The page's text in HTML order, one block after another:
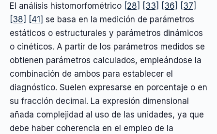
El análisis histomorfométrico [28] [33] [36] [37]
[38] [41] se basa en la medición de parámetros
estáticos o estructurales y parámetros dinámicos
o cinéticos. A partir de los parámetros medidos se
obtienen parámetros calculados, empleándose la
combinación de ambos para establecer el
diagnóstico. Suelen expresarse en porcentaje o en
su fracción decimal. La expresión dimensional
añada complejidad al uso de las unidades, ya que
debe haber coherencia en el empleo de la